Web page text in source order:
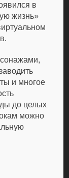
в
жизнь»
и многое
до целых
можно